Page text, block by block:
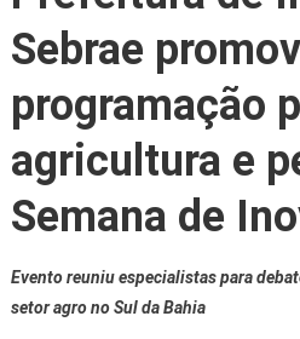
Sebrae
programação
agricultura e
Semana de
Evento reuniu especialistas para
setor agro no Sul da Bahia